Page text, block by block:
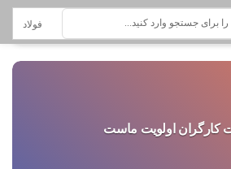
فولاد اکسین
کارگران اولویت ماست